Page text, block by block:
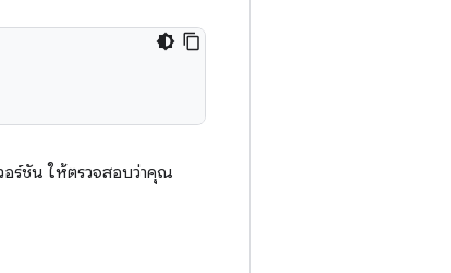
ร์ชัน ให้ตรวจสอบว่าคุณ